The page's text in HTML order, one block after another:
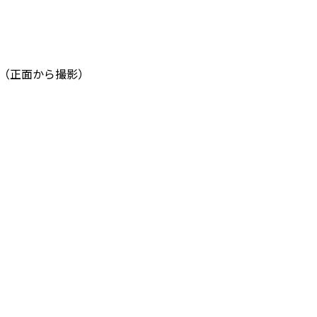
正面から撮影）